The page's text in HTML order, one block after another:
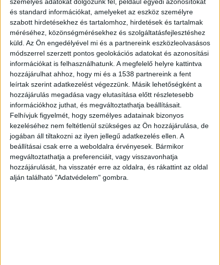
és standard információkat, amelyeket az eszköz személyre
szabott hirdetésekhez és tartalomhoz, hirdetések és tartalmak
méréséhez, közönségmérésekhez és szolgáltatásfejlesztéshez
küld. Az Ön engedélyével mi és a partnereink eszközleolvasásos
módszerrel szerzett pontos geolokációs adatokat és azonosítási
információkat is felhasználhatunk. A megfelelő helyre kattintva
hozzájárulhat ahhoz, hogy mi és a 1538 partnereink a fent
leírtak szerint adatkezelést végezzünk. Másik lehetőségként a
hozzájárulás megadása vagy elutasítása előtt részletesebb
információkhoz juthat, és megváltoztathatja beállításait.
Felhívjuk figyelmét, hogy személyes adatainak bizonyos
kezeléséhez nem feltétlenül szükséges az Ön hozzájárulása, de
jogában áll tiltakozni az ilyen jellegű adatkezelés ellen. A
beállításai csak erre a weboldalra érvényesek. Bármikor
megváltoztathatja a preferenciáit, vagy visszavonhatja
hozzájárulását, ha visszatér erre az oldalra, és rákattint az oldal
alján található "Adatvédelem" gombra.
hanem az egész Omegáról. Ugyanis sajnos úgy
tűnik, Kóborral az Omegát is temetjük”– mondta
a Borsnak Trunkos András.
A szabadságot jelentő ember
Az Omega menedzsere szerint egy egész
generáció vesztette el az elmúlt hetekben a
számukra a szabadságot jelentő embert, hőst. „A
zenei szabadságról van itt elsősorban szó, meg
arról, hogy Meckyt a rajongók egy szakrális
emberként tartották számon, akit követtek
tűzön-vízen át”.